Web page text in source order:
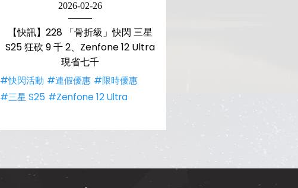
2026-02-26
【快訊】228 「骨折級」快閃 三星
S25 狂砍 9 千 2、Zenfone 12 Ultra
現省七千
#快閃活動 #連假優惠 #限時優惠
#三星 S25 #Zenfone 12 Ultra